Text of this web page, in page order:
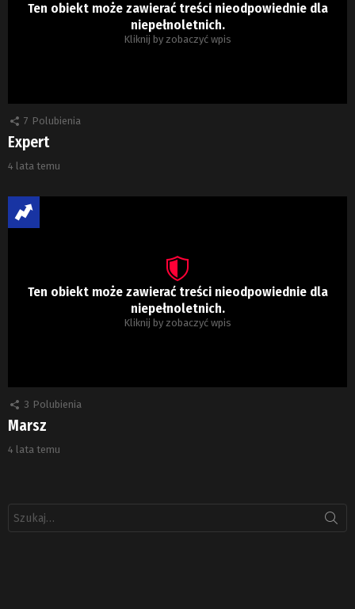
Ten obiekt może zawierać treści nieodpowiednie dla
niepełnoletnich.
Kliknij by zobaczyć wpis
7 Polubienia
Expert
4 lata temu
Ten obiekt może zawierać treści nieodpowiednie dla
niepełnoletnich.
Kliknij by zobaczyć wpis
3 Polubienia
Marsz
4 lata temu